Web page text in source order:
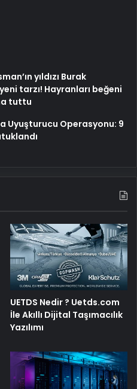
yıldızı Burak
tarzı! Hayranları beğeni
tuttu
Uyuşturucu Operasyonu: 9
UETDS Nedir ? Uetds.com
İle Akıllı Dijital Taşımacılık
Yazılımı